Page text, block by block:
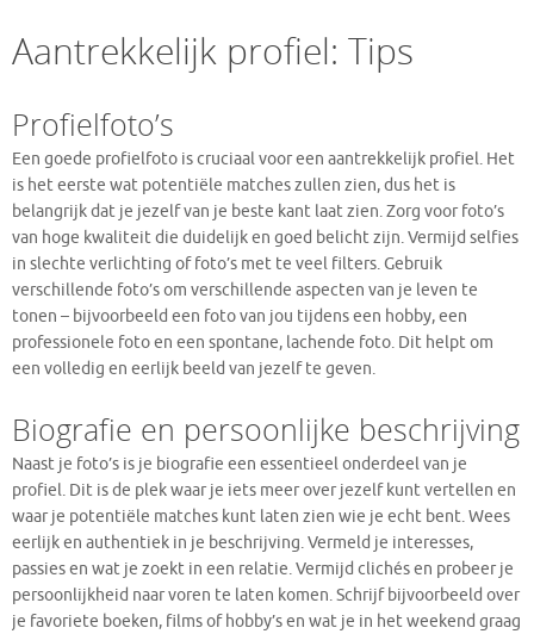
Aantrekkelijk profiel: Tips
Profielfoto’s
Een goede profielfoto is cruciaal voor een aantrekkelijk profiel. Het
is het eerste wat potentiële matches zullen zien, dus het is
belangrijk dat je jezelf van je beste kant laat zien. Zorg voor foto’s
van hoge kwaliteit die duidelijk en goed belicht zijn. Vermijd selfies
in slechte verlichting of foto’s met te veel filters. Gebruik
verschillende foto’s om verschillende aspecten van je leven te
tonen – bijvoorbeeld een foto van jou tijdens een hobby, een
professionele foto en een spontane, lachende foto. Dit helpt om
een volledig en eerlijk beeld van jezelf te geven.
Biografie en persoonlijke beschrijving
Naast je foto’s is je biografie een essentieel onderdeel van je
profiel. Dit is de plek waar je iets meer over jezelf kunt vertellen en
waar je potentiële matches kunt laten zien wie je echt bent. Wees
eerlijk en authentiek in je beschrijving. Vermeld je interesses,
passies en wat je zoekt in een relatie. Vermijd clichés en probeer je
persoonlijkheid naar voren te laten komen. Schrijf bijvoorbeeld over
je favoriete boeken, films of hobby’s en wat je in het weekend graag